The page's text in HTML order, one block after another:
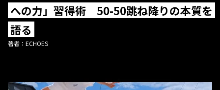
への力」習得術 50-50跳ね降りの本質を
語る
著者： ECHOES